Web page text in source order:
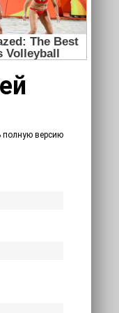
полную версию